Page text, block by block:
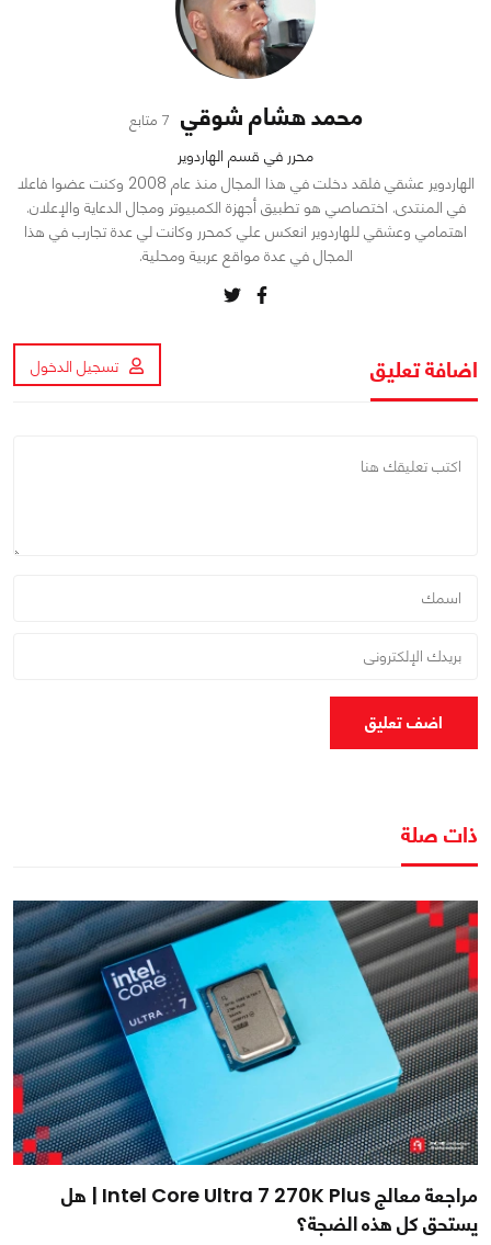
محمد هشام شوقي 7 متابع
محرر في قسم الهاردوير
الهاردوير عشقي فلقد دخلت في هذا المجال منذ عام 2008 وكنت عضوا فاعلا
في المنتدى. اختصاصي هو تطبيق أجهزة الكمبيوتر ومجال الدعاية والإعلان.
اهتمامي وعشقي للهاردوير انعكس علي كمحرر وكانت لي عدة تجارب في هذا
المجال في عدة مواقع عربية ومحلية.
اضافة تعليق تسجيل الدخول
اضف تعليق
ذات صلة
مراجعة معالج Intel Core Ultra 7 270K Plus | هل
يستحق كل هذه الضجة؟